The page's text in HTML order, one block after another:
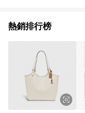
熱銷排行榜